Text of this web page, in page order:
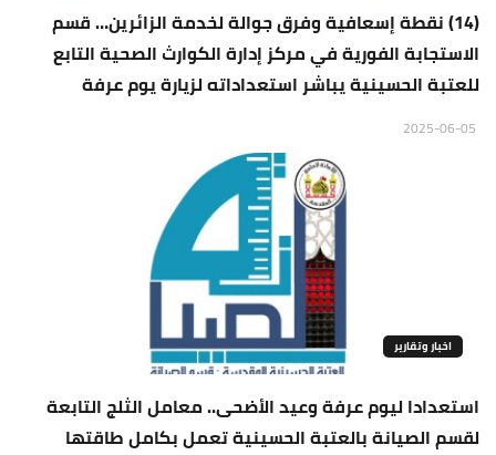
(14) نقطة إسعافية وفرق جوالة لخدمة الزائرين… قسم
الاستجابة الفورية في مركز إدارة الكوارث الصحية التابع
للعتبة الحسينية يباشر استعداداته لزيارة يوم عرفة
اخبار وتقارير
استعدادا ليوم عرفة وعيد الأضحى.. معامل الثلج التابعة
لقسم الصيانة بالعتبة الحسينية تعمل بكامل طاقتها